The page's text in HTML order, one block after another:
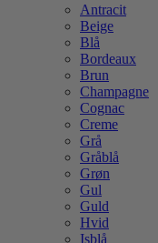
Antracit
Beige
Blå
Bordeaux
Brun
Champagne
Cognac
Creme
Grå
Gråblå
Grøn
Gul
Guld
Hvid
Isblå